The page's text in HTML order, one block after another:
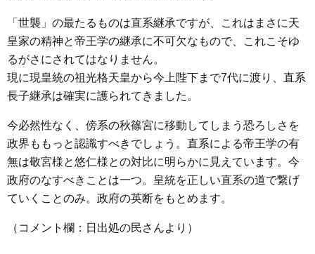
「世襲」の最たるものは直系継承ですが、これはまさに天
皇家の精神と帝王学の継承に不可欠なもので、これこそゆ
るがさにされてはなりません。
現に現皇統の祖光格天皇から今上陛下まで7代に渡り、直系
長子継承は確実に護られてきました。
今必然性なく、傍系の秋篠宮に移動してしまう恐ろしさを
政界ももっと認識すべきでしょう。直系による帝王学の有
無は敬宮様と悠仁様との対比に明らかに見えています。今
政府のなすべきことは一つ。皇統を正しい直系の道で繋げ
ていくことのみ。政府の英断をもとめます。
（コメント欄：日出処の民さんより）